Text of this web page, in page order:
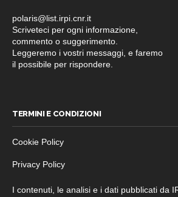
polaris@list.irpi.cnr.it
Scriveteci per ogni informazione,
commento o suggerimento.
Leggeremo i vostri messaggi, e faremo
il possibile per rispondere.
TERMINI E CONDIZIONI
Cookie Policy
Privacy Policy
I contenuti, le analisi e i dati pubblicati da